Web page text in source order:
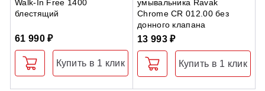
Walk-In Free 1400
блестящий
61 990 ₽
Купить в 1 клик
умывальника Ravak
Chrome CR 012.00 без
донного клапана
13 993 ₽
Купить в 1 клик